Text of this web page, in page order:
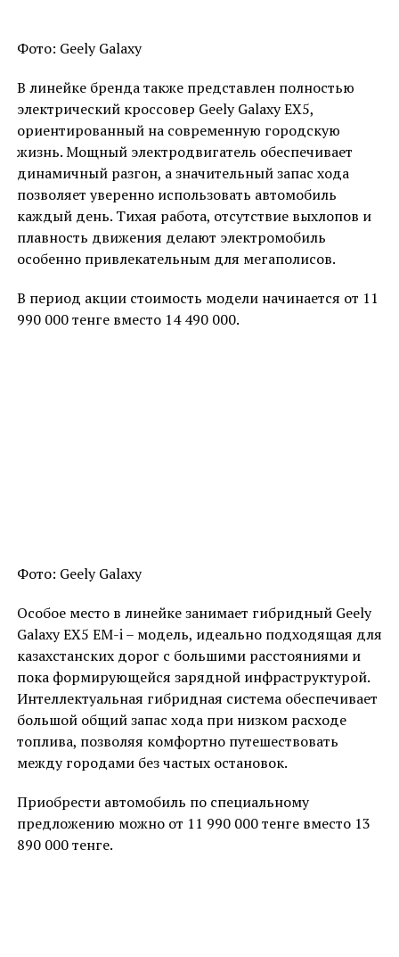
Фото: Geely Galaxy
В линейке бренда также представлен полностью
электрический кроссовер Geely Galaxy EX5,
ориентированный на современную городскую
жизнь. Мощный электродвигатель обеспечивает
динамичный разгон, а значительный запас хода
позволяет уверенно использовать автомобиль
каждый день. Тихая работа, отсутствие выхлопов и
плавность движения делают электромобиль
особенно привлекательным для мегаполисов.
В период акции стоимость модели начинается от 11
990 000 тенге вместо 14 490 000.
Фото: Geely Galaxy
Особое место в линейке занимает гибридный Geely
Galaxy EX5 EM-i – модель, идеально подходящая для
казахстанских дорог с большими расстояниями и
пока формирующейся зарядной инфраструктурой.
Интеллектуальная гибридная система обеспечивает
большой общий запас хода при низком расходе
топлива, позволяя комфортно путешествовать
между городами без частых остановок.
Приобрести автомобиль по специальному
предложению можно от 11 990 000 тенге вместо 13
890 000 тенге.